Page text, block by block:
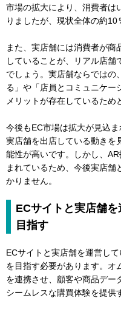
市場の拡大により、消費者は
りましたが、現状全体の約10
また、実店舗には消費者が商
していることが、リアル店舗
でしょう。実店舗ならではの
る」や「店員とコミュニケー
メリットが存在しているため
今後もEC市場は拡大が見込
実店舗を出店している動きを
能性が高いです。しかし、
まれているため、今後実店舗
かりません。
ECサイトと実店舗
目指す
ECサイトと実店舗を運営し
を目指す必要があります。オ
を連携させ、顧客や商品デー
シームレスな購買体験を提供